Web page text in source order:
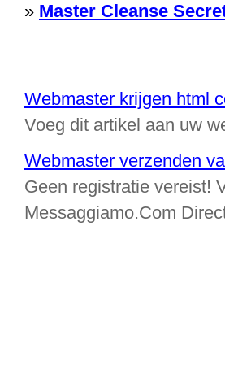
» Master Cleanse
Webmaster krijgen html
Voeg dit artikel aan uw
Webmaster verzenden
Geen registratie vereist!
Messaggiamo.Com